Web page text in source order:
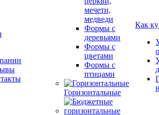
мечети,
медведи
Формы с
деревьями
Формы с
цветами
Формы с
птицами
Горизонтальные
Как